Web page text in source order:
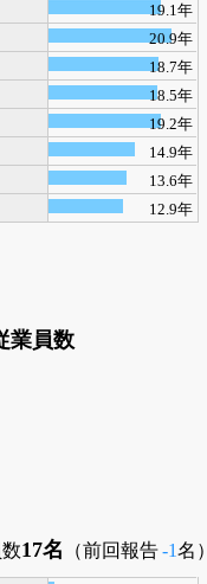
19.1年
20.9年
18.7年
18.5年
19.2年
14.9年
13.6年
12.9年
業員数
17名 （前回報告-1名）